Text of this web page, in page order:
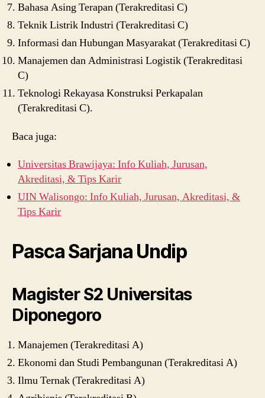
Bahasa Asing Terapan (Terakreditasi C)
Teknik Listrik Industri (Terakreditasi C)
Informasi dan Hubungan Masyarakat (Terakreditasi C)
Manajemen dan Administrasi Logistik (Terakreditasi
C)
Teknologi Rekayasa Konstruksi Perkapalan
(Terakreditasi C).
Baca juga:
Universitas Brawijaya: Info Kuliah, Jurusan,
Akreditasi, & Tips Karir
UIN Walisongo: Info Kuliah, Jurusan, Akreditasi, &
Tips Karir
Pasca Sarjana Undip
Magister S2 Universitas
Diponegoro
Manajemen (Terakreditasi A)
Ekonomi dan Studi Pembangunan (Terakreditasi A)
Ilmu Ternak (Terakreditasi A)